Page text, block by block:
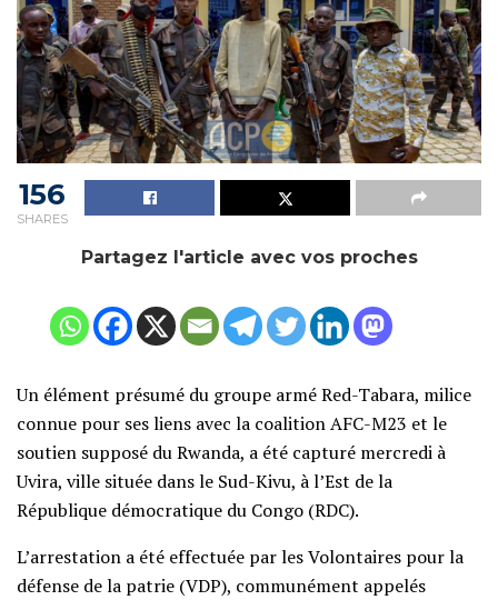
156
SHARES
Partagez l'article avec vos proches
Un élément présumé du groupe armé Red-Tabara, milice
connue pour ses liens avec la coalition AFC-M23 et le
soutien supposé du Rwanda, a été capturé mercredi à
Uvira, ville située dans le Sud-Kivu, à l’Est de la
République démocratique du Congo (RDC).
L’arrestation a été effectuée par les Volontaires pour la
défense de la patrie (VDP), communément appelés